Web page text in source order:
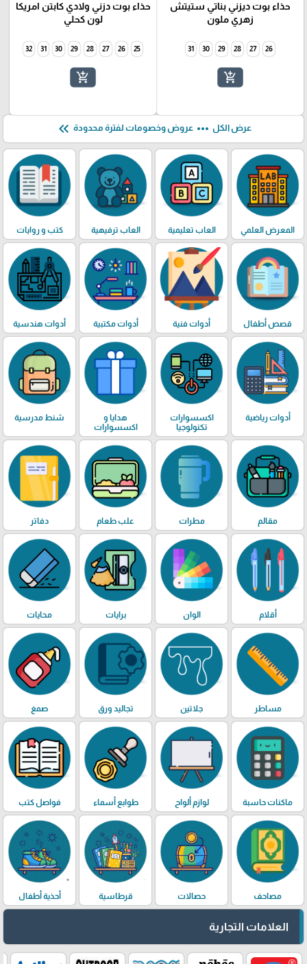
حذاء بوت ديزني بناتي ستيتش
زهري ملون
26
27
28
29
30
31
add_shopping_cart
حذاء بوت دزني ولادي كابتن امريكا
لون كحلي
25
26
27
28
29
30
31
32
add_shopping_cart
عرض الكل more_horiz عروض وخصومات لفترة محدودة keyboard_double_arrow_left
المعرض العلمي العاب تعليمية العاب ترفيهية كتب و روايات
قصص أطفال أدوات فنية أدوات مكتبية أدوات هندسية
أدوات رياضية
اكسسوارات
تكنولوجيا
هدايا و
اكسسوارات
شنط مدرسية
مقالم مطرات علب طعام دفاتر
أقلام الوان برايات محايات
مساطر جلاتين تجاليد ورق صمغ
ماكنات حاسبة لوازم ألواح طوابع أسماء فواصل كتب
مصاحف حصالات قرطاسية أحذية أطفال
العلامات التجارية